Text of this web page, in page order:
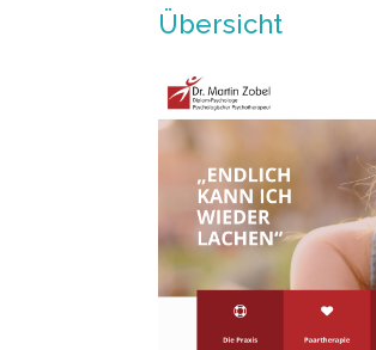
Übersicht